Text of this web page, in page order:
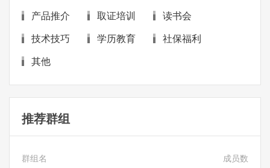
产品推介 取证培训
读书会
技术技巧
学历教育
社保福利
其他
推荐群组
群组名
成员数